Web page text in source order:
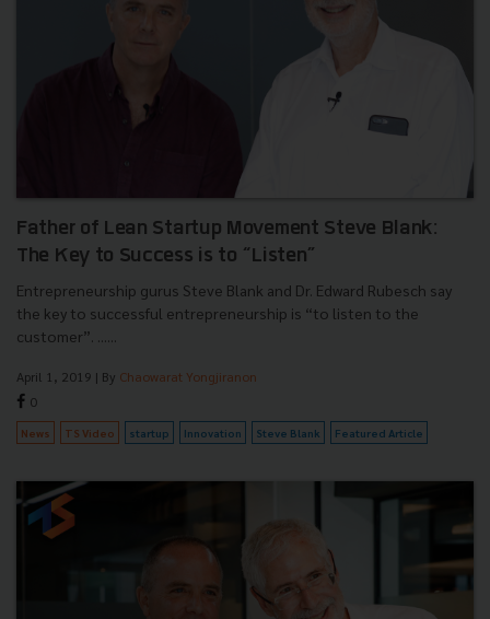
Father of Lean Startup Movement Steve Blank:
The Key to Success is to “Listen”
Entrepreneurship gurus Steve Blank and Dr. Edward Rubesch say
the key to successful entrepreneurship is “to listen to the
customer”. ......
April 1, 2019 | By Chaowarat Yongjiranon
0
News TS Video startup Innovation Steve Blank Featured Article